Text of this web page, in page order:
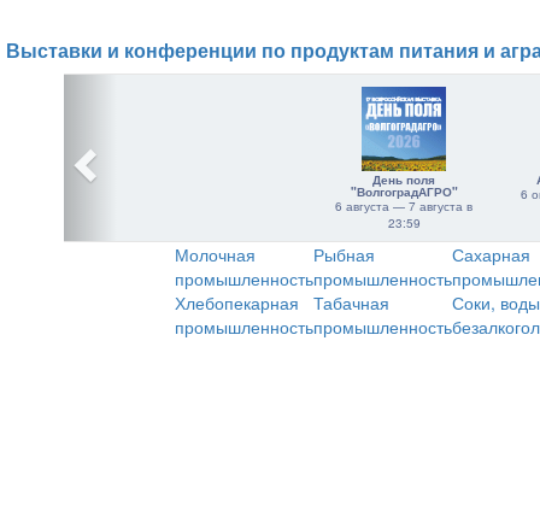
Выставки и конференции по продуктам питания и
День поля
"ВолгоградАГРО"
6 августа — 7 августа в
23:59
6
Молочная
промышленность
Рыбная
промышленность
Сахарная
Хлебопекарная
промышленность
Табачная
промышленность
Соки,